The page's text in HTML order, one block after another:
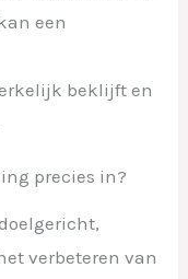
een
beklijft en
precies in?
verbeteren van